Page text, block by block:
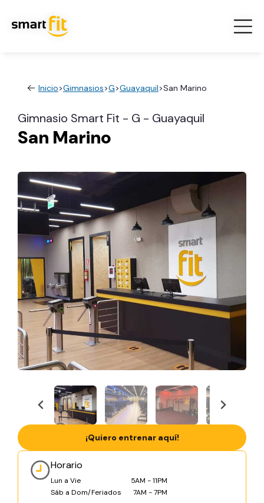
Inicio>Gimnasios>G>Guayaquil>San Marino
Gimnasio Smart Fit - G - Guayaquil
San Marino
Horario
Lun a Vie
5AM - 11PM
Sáb a Dom/Feriados
7AM - 7PM
¡Quiero entrenar aquí!